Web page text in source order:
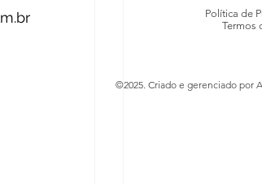
Política de
Termos
©2025. Criado e gerenciado por